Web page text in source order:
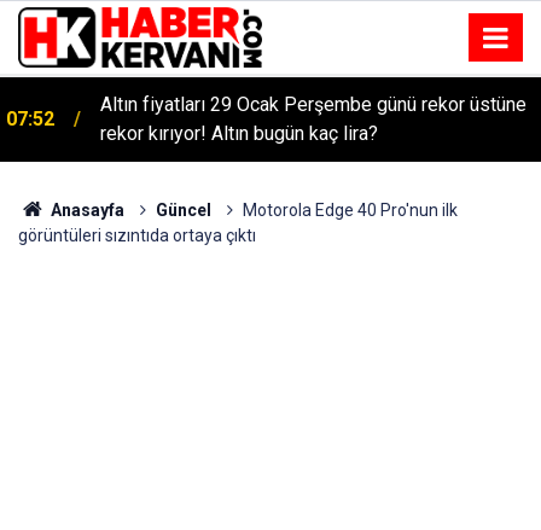
07:52
Altın fiyatları 29 Ocak Perşembe günü rekor üstüne
rekor kırıyor! Altın bugün kaç lira?
Anasayfa Güncel
Motorola Edge 40 Pro'nun ilk
görüntüleri sızıntıda ortaya çıktı